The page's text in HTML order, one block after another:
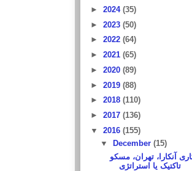
► 2024 (35)
► 2023 (50)
► 2022 (64)
► 2021 (65)
► 2020 (89)
► 2019 (88)
► 2018 (110)
► 2017 (136)
▼ 2016 (155)
▼
December (15)
آنکارا، تهران، مسکو
تاکتیک یا استراتژی